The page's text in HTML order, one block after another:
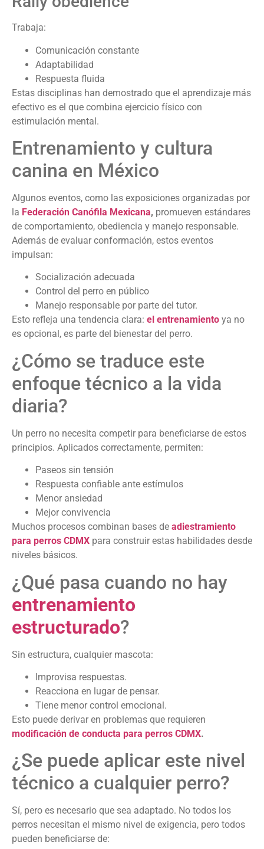
Trabaja:
Comunicación constante
Adaptabilidad
Respuesta fluida
Estas disciplinas han demostrado que el aprendizaje más
efectivo es el que combina ejercicio físico con
estimulación mental.
Entrenamiento y cultura
canina en México
Algunos eventos, como las exposiciones organizadas por
la Federación Canófila Mexicana, promueven estándares
de comportamiento, obediencia y manejo responsable.
Además de evaluar conformación, estos eventos
impulsan:
Socialización adecuada
Control del perro en público
Manejo responsable por parte del tutor.
Esto refleja una tendencia clara: el entrenamiento ya no
es opcional, es parte del bienestar del perro.
¿Cómo se traduce este
enfoque técnico a la vida
diaria?
Un perro no necesita competir para beneficiarse de estos
principios. Aplicados correctamente, permiten:
Paseos sin tensión
Respuesta confiable ante estímulos
Menor ansiedad
Mejor convivencia
Muchos procesos combinan bases de adiestramiento
para perros CDMX para construir estas habilidades desde
niveles básicos.
¿Qué pasa cuando no hay
entrenamiento
estructurado?
Sin estructura, cualquier mascota:
Improvisa respuestas.
Reacciona en lugar de pensar.
Tiene menor control emocional.
Esto puede derivar en problemas que requieren
modificación de conducta para perros CDMX.
¿Se puede aplicar este nivel
técnico a cualquier perro?
Sí, pero es necesario que sea adaptado. No todos los
perros necesitan el mismo nivel de exigencia, pero todos
pueden beneficiarse de: